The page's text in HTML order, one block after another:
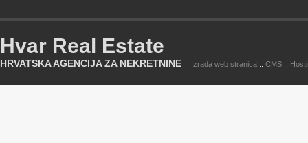
Hvar Real Estate
HRVATSKA AGENCIJA ZA NEKRETNINE Izrada web stranica :: CMS ::